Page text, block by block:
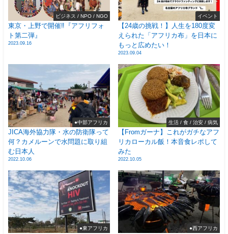
ビジネス / NPO / NGO
東京・上野で開催‼️『アフリフォ
ト第二弾』
2023.09.16
イベント
【24歳の挑戦！】人生を180度変
えられた「アフリカ布」を日本に
もっと広めたい！
2023.09.04
●中部アフリカ
JICA海外協力隊・水の防衛隊って
何？カメルーンで水問題に取り組
む日本人
2022.10.06
生活 / 食 / 治安 / 病気
【Fromガーナ】これがガチなアフ
リカローカル飯！本音食レポして
みた
2022.10.05
●東アフリカ ●西アフリカ